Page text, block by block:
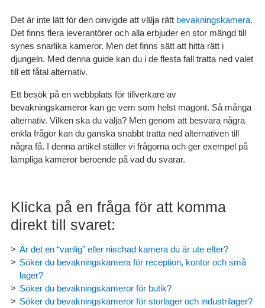
Det är inte lätt för den oinvigde att välja rätt bevakningskamera.
Det finns flera leverantörer och alla erbjuder en stor mängd till
synes snarlika kameror. Men det finns sätt att hitta rätt i
djungeln. Med denna guide kan du i de flesta fall tratta ned valet
till ett fåtal alternativ.
Ett besök på en webbplats för tillverkare av
bevakningskameror kan ge vem som helst magont. Så många
alternativ. Vilken ska du välja? Men genom att besvara några
enkla frågor kan du ganska snabbt tratta ned alternativen till
några få. I denna artikel ställer vi frågorna och ger exempel på
lämpliga kameror beroende på vad du svarar.
Klicka på en fråga för att komma
direkt till svaret:
Är det en “vanlig” eller nischad kamera du är ute efter?
Söker du bevakningskamera för reception, kontor och små
lager?
Söker du bevakningskameror för butik?
Söker du bevakningskameror för storlager och industrilager?